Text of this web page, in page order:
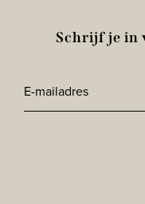
Schrijf je in